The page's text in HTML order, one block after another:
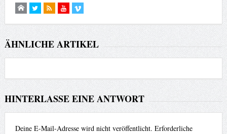
ÄHNLICHE ARTIKEL
HINTERLASSE EINE ANTWORT
Deine E-Mail-Adresse wird nicht veröffentlicht. Erforderliche